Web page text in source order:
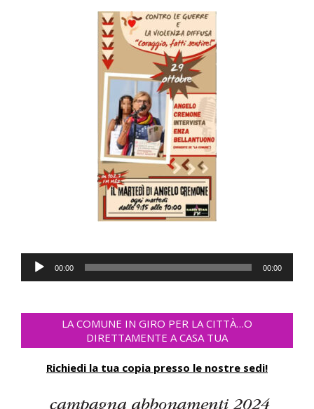
Audio
Player
00:00 00:00
LA COMUNE IN GIRO PER LA CITTÀ…O
DIRETTAMENTE A CASA TUA
Richiedi la tua copia presso le nostre sedi!